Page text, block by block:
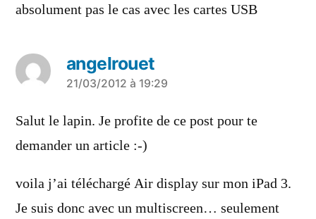
absolument pas le cas avec les cartes USB
angelrouet
a
dit :
21/03/2012 à 19:29
Salut le lapin. Je profite de ce post pour te
demander un article :-)
voila j’ai téléchargé Air display sur mon iPad 3.
Je suis donc avec un multiscreen… seulement